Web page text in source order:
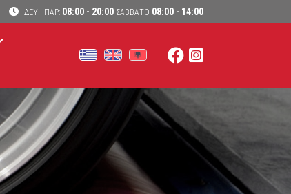
ΔΕΥ - ΠΑΡ:08:00 - 20:00 ΣΑΒΒΑΤΟ 08:00 - 14:00